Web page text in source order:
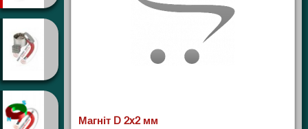
Магніт D 2x2 мм